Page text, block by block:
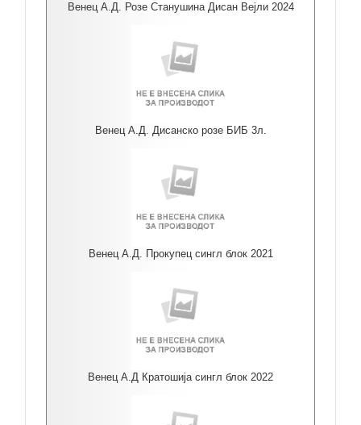
Венец А.Д. Розе Станушина Дисан Вејли 2024
Венец А.Д. Дисанско розе БИБ 3л.
Венец А.Д. Прокупец сингл блок 2021
Венец А.Д Кратошија сингл блок 2022